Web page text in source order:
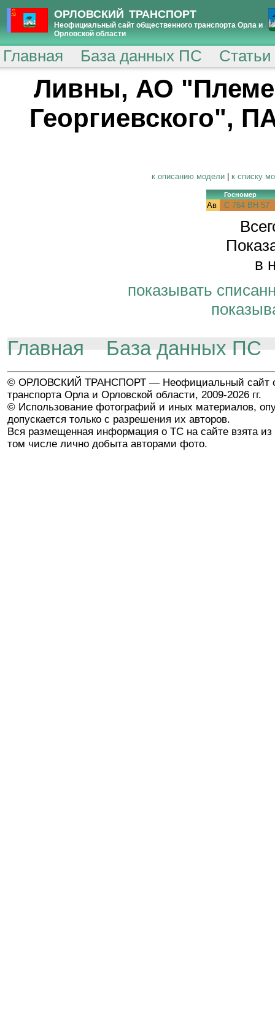
ОРЛОВСКИЙ ТРАНСПОРТ
Неофициальный сайт общественного транспорта Орла и
Орловской области
Главная База данных ПС
Ливны, АО
Георгиевского",
к описанию модели к списку
Госномер
Ав С 764 ВН 57
в
показывать
Главная База данных ПС
© ОРЛОВСКИЙ ТРАНСПОРТ — Неофициальный сайт
транспорта Орла и Орловской области, 2009-2026 гг.
© Использование фотографий и иных материалов,
допускается только с разрешения их авторов.
Вся размещенная информация о ТС на сайте взята из
том числе лично добыта авторами фото.